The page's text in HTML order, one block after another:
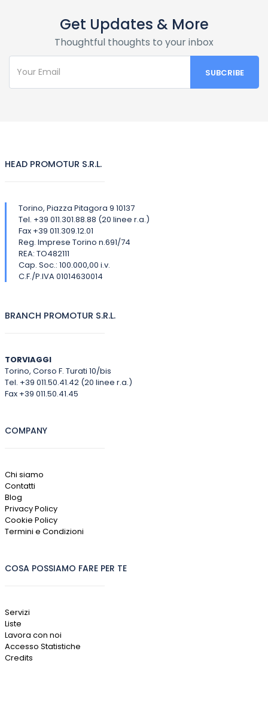
Get Updates & More
Thoughtful thoughts to your inbox
HEAD PROMOTUR S.R.L.
Torino, Piazza Pitagora 9 10137
Tel. +39 011.301.88.88 (20 linee r.a.)
Fax +39 011.309.12.01
Reg. Imprese Torino n.691/74
REA: TO482111
Cap. Soc.: 100.000,00 i.v.
C.F./P.IVA 01014630014
BRANCH PROMOTUR S.R.L.
TORVIAGGI
Torino, Corso F. Turati 10/bis
Tel. +39 011.50.41.42 (20 linee r.a.)
Fax +39 011.50.41.45
COMPANY
Chi siamo
Contatti
Blog
Privacy Policy
Cookie Policy
Termini e Condizioni
COSA POSSIAMO FARE PER TE
Servizi
Liste
Lavora con noi
Accesso Statistiche
Credits